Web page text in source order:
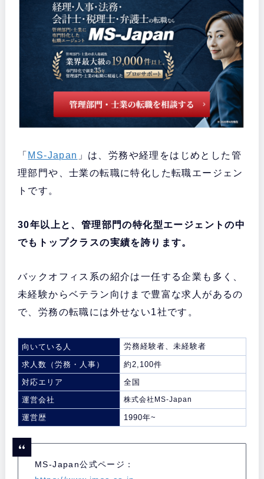
「 MS-Japan 」は、労務や経理をはじめとした管
理部門や、士業の転職に特化した転職エージェン
トです。
30年以上と、管理部門の特化型エージェントの中
でもトップクラスの実績を誇ります。
バックオフィス系の紹介は一任する企業も多く、
未経験からベテラン向けまで豊富な求人があるの
で、労務の転職には外せない1社です。
向いている人 労務経験者、未経験者
求人数（労務・人事）
約2,100件
対応エリア
全国
運営会社
株式会社MS-Japan
運営歴 1990年~
MS-Japan公式ページ：